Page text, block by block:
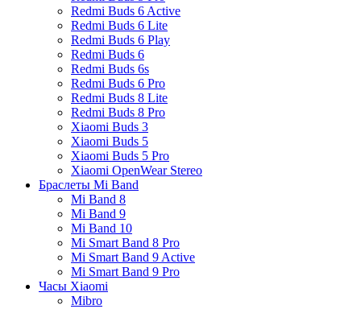
Redmi Buds 6 Active
Redmi Buds 6 Lite
Redmi Buds 6 Play
Redmi Buds 6
Redmi Buds 6s
Redmi Buds 6 Pro
Redmi Buds 8 Lite
Redmi Buds 8 Pro
Xiaomi Buds 3
Xiaomi Buds 5
Xiaomi Buds 5 Pro
Xiaomi OpenWear Stereo
Браслеты Mi Band
Mi Band 8
Mi Band 9
Mi Band 10
Mi Smart Band 8 Pro
Mi Smart Band 9 Active
Mi Smart Band 9 Pro
Часы Xiaomi
Mibro